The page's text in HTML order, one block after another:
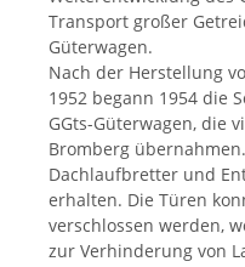
Transport großer
Güterwagen.
Nach der Herstellung
1952 begann 1954 die
GGts-Güterwagen, die
Bromberg
Dachlaufbretter und
erhalten. Die Türen
verschlossen werden,
zur Verhinderung von